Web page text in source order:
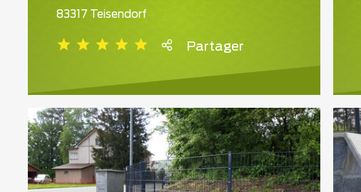
83317 Teisendorf
Partager